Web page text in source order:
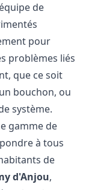
de
pour
problèmes liés
que ce soit
bouchon, ou
système.
gamme de
à tous
de
d'Anjou,